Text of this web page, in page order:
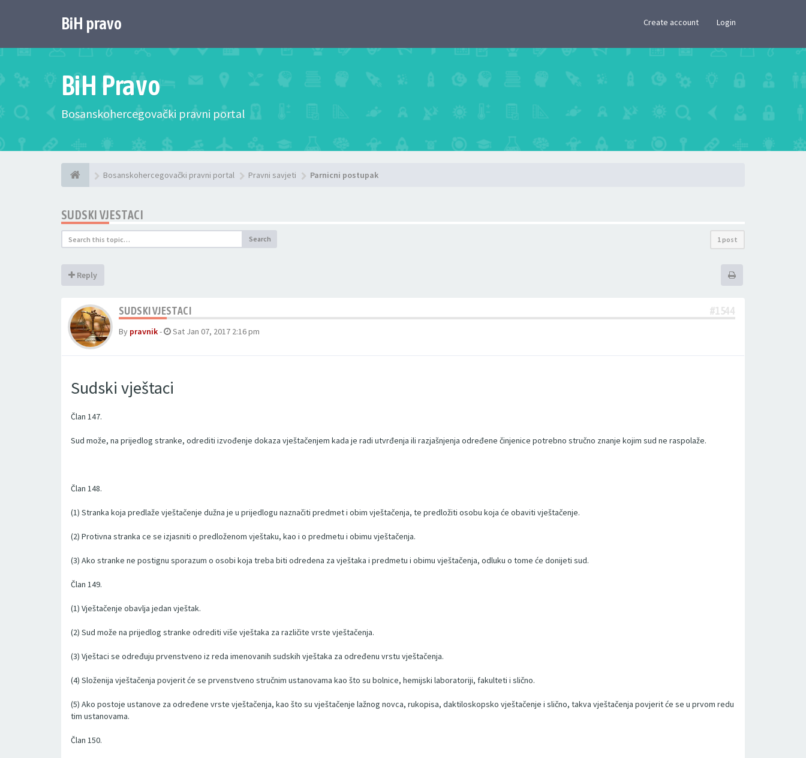
BiH pravo Create account Login
BiH Pravo
Bosanskohercegovački pravni portal
Bosanskohercegovački pravni portal Pravni savjeti Parnicni postupak
SUDSKI VJESTACI
Search 1 post
Reply
SUDSKI VJESTACI #1544
By pravnik- Sat Jan 07, 2017 2:16 pm
Sudski vještaci
Član 147.
Sud može, na prijedlog stranke, odrediti izvođenje dokaza vještačenjem kada je radi utvrđenja ili razjašnjenja određene činjenice potrebno stručno znanje kojim sud ne raspolaže.
Član 148.
(1) Stranka koja predlaže vještačenje dužna je u prijedlogu naznačiti predmet i obim vještačenja, te predložiti osobu koja će obaviti vještačenje.
(2) Protivna stranka ce se izjasniti o predloženom vještaku, kao i o predmetu i obimu vještačenja.
(3) Ako stranke ne postignu sporazum o osobi koja treba biti odredena za vještaka i predmetu i obimu vještačenja, odluku o tome će donijeti sud.
Član 149.
(1) Vještačenje obavlja jedan vještak.
(2) Sud može na prijedlog stranke odrediti više vještaka za različite vrste vještačenja.
(3) Vještaci se određuju prvenstveno iz reda imenovanih sudskih vještaka za određenu vrstu vještačenja.
(4) Složenija vještačenja povjerit će se prvenstveno stručnim ustanovama kao što su bolnice, hemijski laboratoriji, fakulteti i slično.
(5) Ako postoje ustanove za određene vrste vještačenja, kao što su vještačenje lažnog novca, rukopisa, daktiloskopsko vještačenje i slično, takva vještačenja povjerit će se u prvom redu
tim ustanovama.
Član 150.